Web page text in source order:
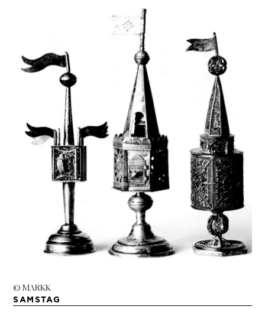
© MARKK
SAMSTAG